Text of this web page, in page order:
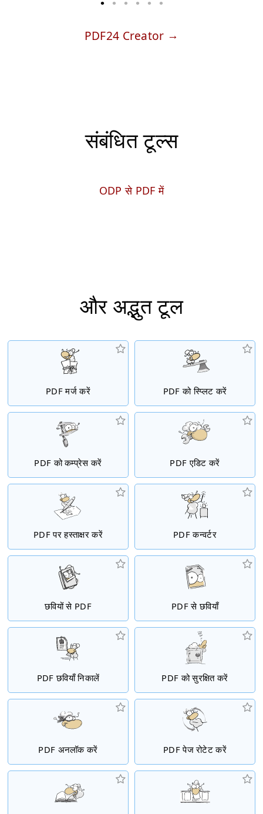
PDF24 Creator
संबंधित टूल्स
ODP से PDF में
और अद्भुत टूल
PDF मर्ज करें PDF को स्प्लिट करें
PDF को कम्प्रेस करें PDF एडिट करें
PDF पर हस्ताक्षर करें PDF कन्वर्टर
छवियों से PDF PDF से छवियाँ
PDF छवियाँ निकालें PDF को सुरक्षित करें
PDF अनलॉक करें PDF पेज रोटेट करें